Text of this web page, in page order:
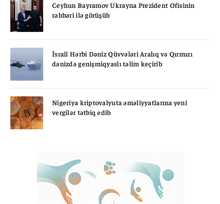
Ceyhun Bayramov Ukrayna Prezident Ofisinin
rəhbəri ilə görüşüb
İsrail Hərbi Dəniz Qüvvələri Aralıq və Qırmızı
dənizdə genişmiqyaslı təlim keçirib
Nigeriya kriptovalyuta əməliyyatlarına yeni
vergilər tətbiq edib